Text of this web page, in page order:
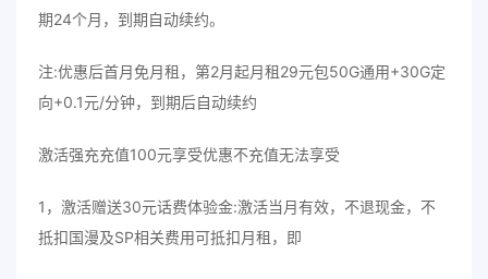
期24个月，到期自动续约。
注:优惠后首月免月租，第2月起月租29元包50G通用+30G定
向+0.1元/分钟，到期后自动续约
激活强充充值100元享受优惠不充值无法享受
1，激活赠送30元话费体验金:激活当月有效，不退现金，不
抵扣国漫及SP相关费用可抵扣月租，即